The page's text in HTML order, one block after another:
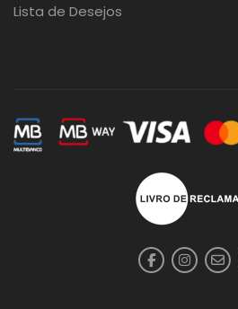
Lista de Desejos